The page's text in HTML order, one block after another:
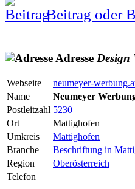
Beitrag oder
Adresse Design
Webseite
neumeyer-
Name
Neumeyer
Postleitzahl 5230
Ort
Mattighofen
Umkreis
Mattighofen
Branche
Beschriftung in
Region
Oberösterreich
Telefon